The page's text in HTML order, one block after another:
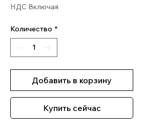
НДС Включая
Количество *
Добавить в корзину
Купить сейчас